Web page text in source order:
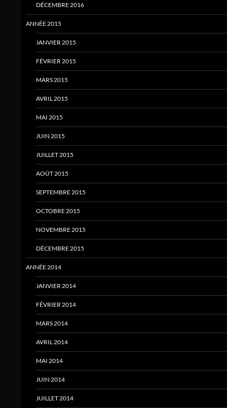
DÉCEMBRE 2016
ANNÉE 2015
JANVIER 2015
FÉVRIER 2015
MARS 2015
AVRIL 2015
MAI 2015
JUIN 2015
JUILLET 2015
AOÛT 2015
SEPTEMBRE 2015
OCTOBRE 2015
NOVEMBRE 2015
DÉCEMBRE 2015
ANNÉE 2014
JANVIER 2014
FÉVRIER 2014
MARS 2014
AVRIL 2014
MAI 2014
JUIN 2014
JUILLET 2014